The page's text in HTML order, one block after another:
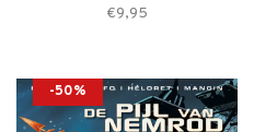
€9,95
-50%